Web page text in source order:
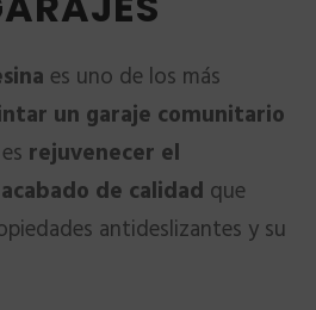
es uno de los más
un garaje comunitario
rejuvenecer el
de calidad que
antideslizantes y su